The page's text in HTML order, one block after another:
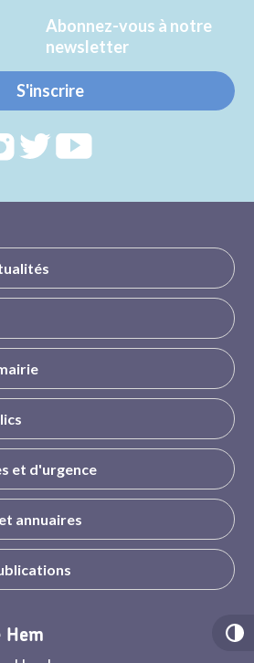
Abonnez-vous à notre
newsletter
S'inscrire
RejoignezRejoignez
et d'urgence
annuaires
Hem